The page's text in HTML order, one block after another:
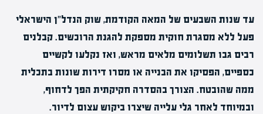
עד שנות השבעים של המאה הקודמת, שוק הנדל"ן הישראלי
פעל ללא מסגרת חוקית מספקת להגנת הרוכשים. קבלנים
רבים גבו תשלומים מלאים מראש, ואז נקלעו לקשיים
כספיים, הפסיקו את הבנייה או מסרו דירות שונות בתכלית
ממה שהובטח. הצורך בהסדרה חקיקתית הפך לדחוף,
ובמיוחד לאחר גלי עלייה שיצרו ביקוש עצום לדיור.